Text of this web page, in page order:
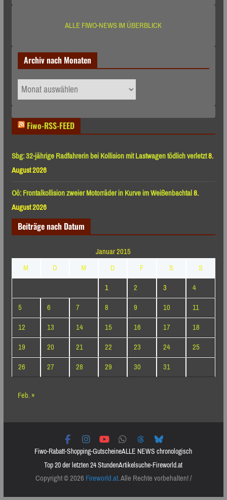
ALLE FIWO-NEWS IM ÜBERBLICK
Archiv nach Monaten
Archiv
nach
Fiwo-RSS-FEED
Sbg: 32-jährige Radfahrerin bei Kollision mit Lastwagen tödlich verletzt8.
August 2026
Oö: Frontalkollision zweier Motorräder in Kurve im Weißenbachtal8.
August 2026
Beiträge nach Datum
Januar 2015
M
D M D F S
S
1
2 3
4
5
6 7 8 9 10
11
12
13 14 15 16 17
18
19
20 21 22 23 24
25
26
27 28 29 30
31
Feb. »
Fiwo-Rabatt-Shopping-GutscheineALLE NEWS chronologisch
Top 20 der letzten 24 StundenArtikelsuche-Fireworld.at
Copyright © 2026Fireworld.at. Alle Rechte vorbehalten! /